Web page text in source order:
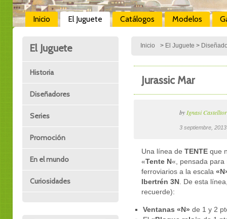
Inicio El Juguete Catálogos Modelos
El Juguete
Historia
Diseñadores
Series
Promoción
En el mundo
Curiosidades
Inicio > El Juguete >
Jurassic Mar
by Ignasi
3 septiembre,
Una línea de TENTEque
«Tente N«, pensada para
ferroviarios a la escala
Ibertrén 3N . De esta
recuerde):
Ventanas «N» de 1 y 2